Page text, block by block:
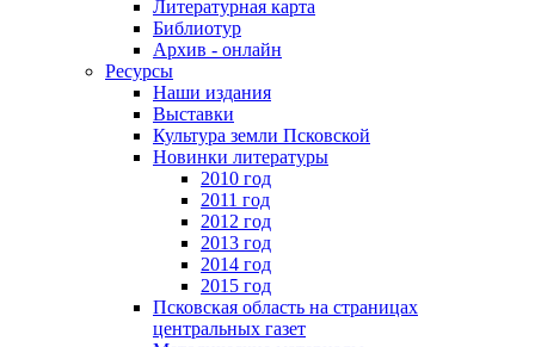
Литературная карта
Библиотур
Архив - онлайн
Ресурсы
Наши издания
Выставки
Культура земли Псковской
Новинки литературы
2010 год
2011 год
2012 год
2013 год
2014 год
2015 год
Псковская область на страницах
центральных газет